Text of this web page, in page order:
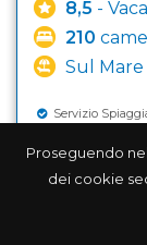
Proseguendo
dei cookie
8,5 -
210
Sul Mare
Servizio
Animazione
Parcheggio